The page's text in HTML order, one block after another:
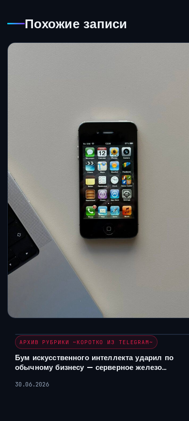
Похожие записи
АРХИВ РУБРИКИ ~КОРОТКО ИЗ TELEGRAM~
Бум искусственного интеллекта ударил по
обычному бизнесу — серверное железо…
30.06.2026